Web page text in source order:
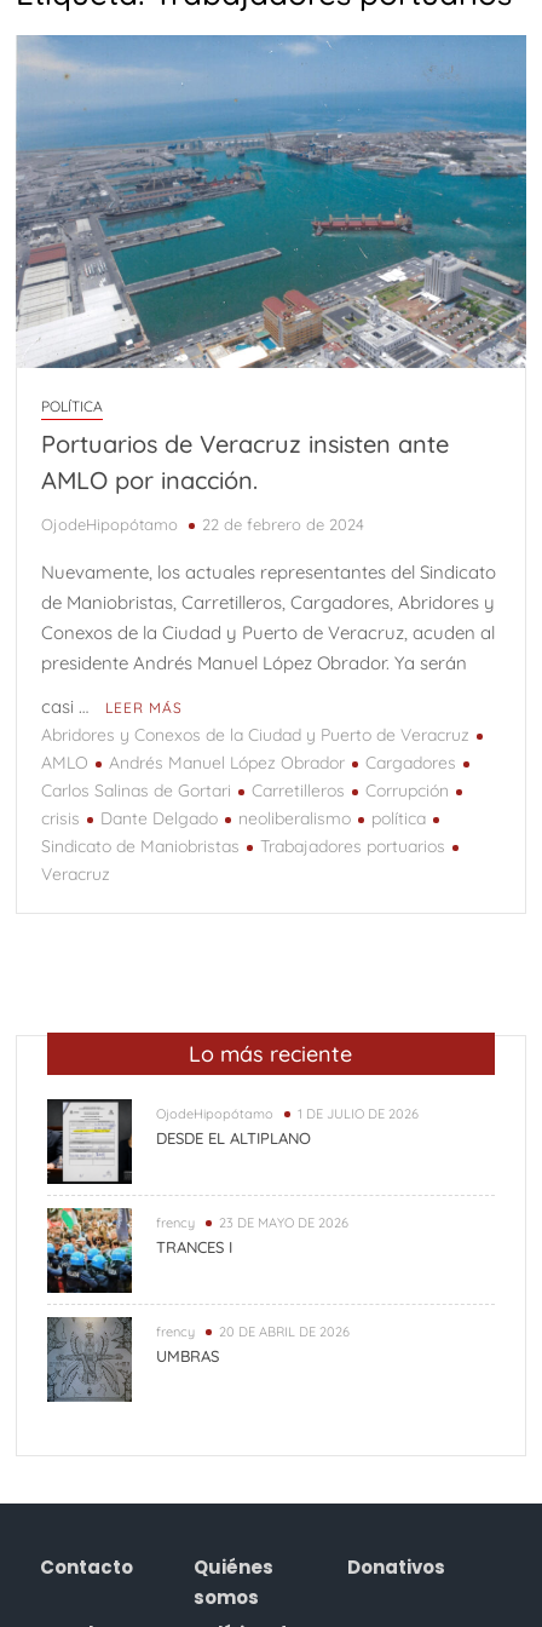
POLÍTICA
Portuarios de Veracruz insisten ante
AMLO por inacción.
OjodeHipopótamo 22 de febrero de 2024
Nuevamente, los actuales representantes del Sindicato
de Maniobristas, Carretilleros, Cargadores, Abridores y
Conexos de la Ciudad y Puerto de Veracruz, acuden al
presidente Andrés Manuel López Obrador. Ya serán
casi …
LEER MÁS
Abridores y Conexos de la Ciudad y Puerto de Veracruz
AMLO
Andrés Manuel López Obrador
Cargadores
Carlos Salinas de Gortari
Carretilleros
Corrupción
crisis
Dante Delgado neoliberalismo
política
Sindicato de Maniobristas
Trabajadores portuarios
Veracruz
Lo más reciente
OjodeHipopótamo 1 DE JULIO DE 2026
DESDE EL ALTIPLANO
frency 23 DE MAYO DE 2026
TRANCES I
frency 20 DE ABRIL DE 2026
UMBRAS
Contacto
Quiénes
somos
Donativos